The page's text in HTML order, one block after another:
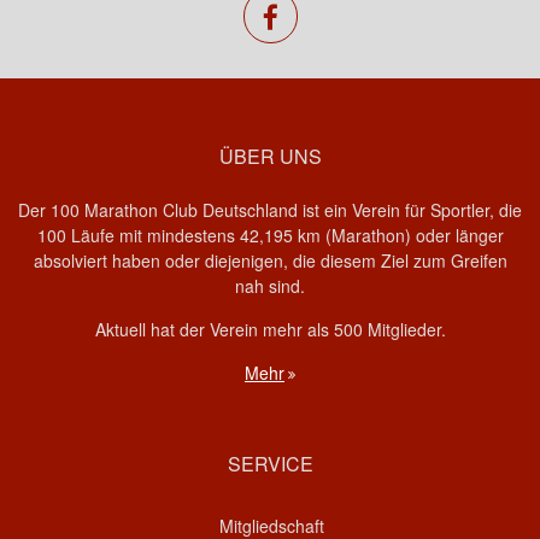
facebook
ÜBER UNS
Der 100 Marathon Club Deutschland ist ein Verein für Sportler, die
100 Läufe mit mindestens 42,195 km (Marathon) oder länger
absolviert haben oder diejenigen, die diesem Ziel zum Greifen
nah sind.
Aktuell hat der Verein mehr als 500 Mitglieder.
Mehr
SERVICE
Mitgliedschaft